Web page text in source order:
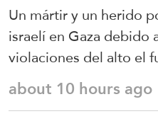
Un mártir y un herido
israelí en Gaza debido
violaciones del alto el
about 10 hours ago